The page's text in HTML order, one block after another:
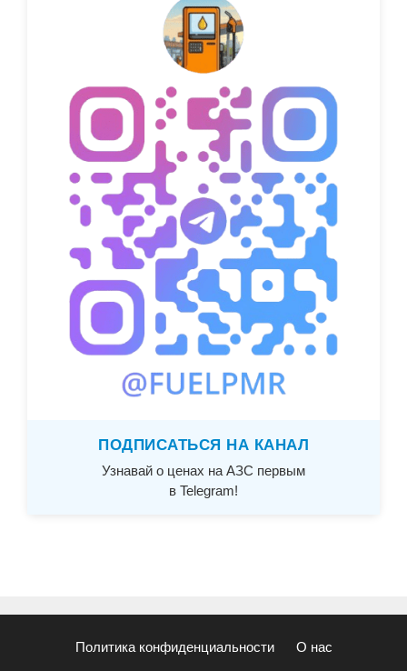
ПОДПИСАТЬСЯ НА КАНАЛ
Узнавай о ценах на АЗС первым
в Telegram!
Политика конфиденциальности О нас